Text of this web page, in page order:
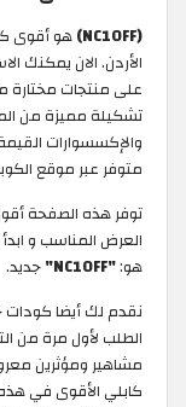
(NC10FF)
على منتجات مختارة
تشكيلة مميزة من
متوفر عبر موقع
العرض المناسب و
هو:"NC10FF"
جديد.
نقدم لك أيضا
الطلب لأول مرة من
كابلي الأقوى في